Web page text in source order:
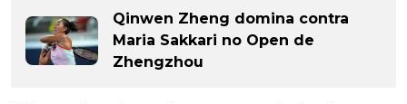
Qinwen Zheng domina contra
Maria Sakkari no Open de
Zhengzhou